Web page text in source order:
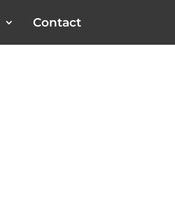
Contact